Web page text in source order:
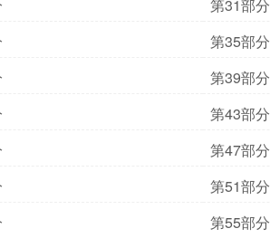
第31部分
第35部分
第39部分
第43部分
第47部分
第51部分
第55部分